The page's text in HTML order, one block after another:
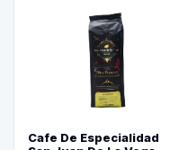
Cafe De Especialidad